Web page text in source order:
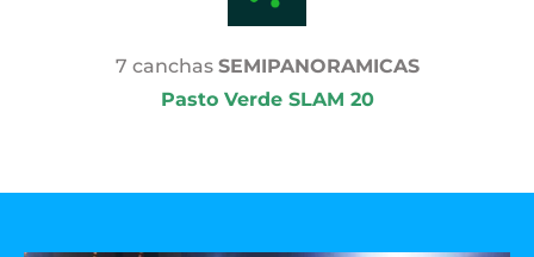
7 canchas SEMIPANORAMICAS
Pasto Verde SLAM 20